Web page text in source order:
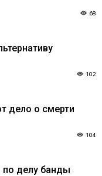
68
102
дело о смерти
104
по делу банды